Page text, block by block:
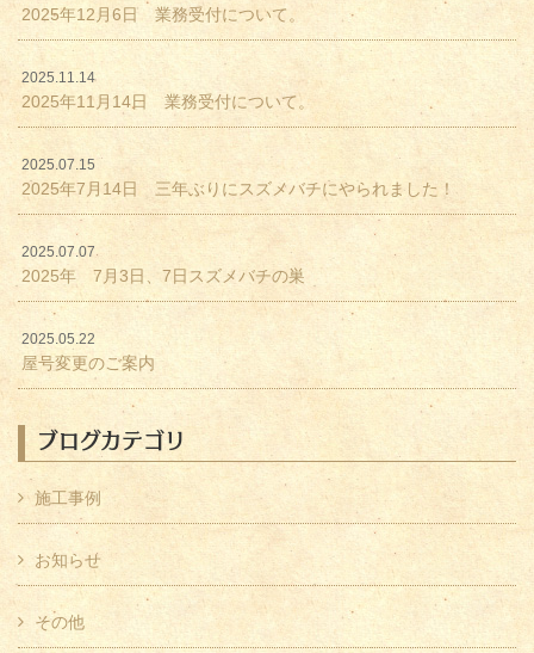
2025年12月6日 業務受付について。
2025.11.14
2025年11月14日 業務受付について。
2025.07.15
2025年7月14日 三年ぶりにスズメバチにやられました！
2025.07.07
2025年 7月3日、7日スズメバチの巣
2025.05.22
屋号変更のご案内
ブログカテゴリ
施工事例
お知らせ
その他